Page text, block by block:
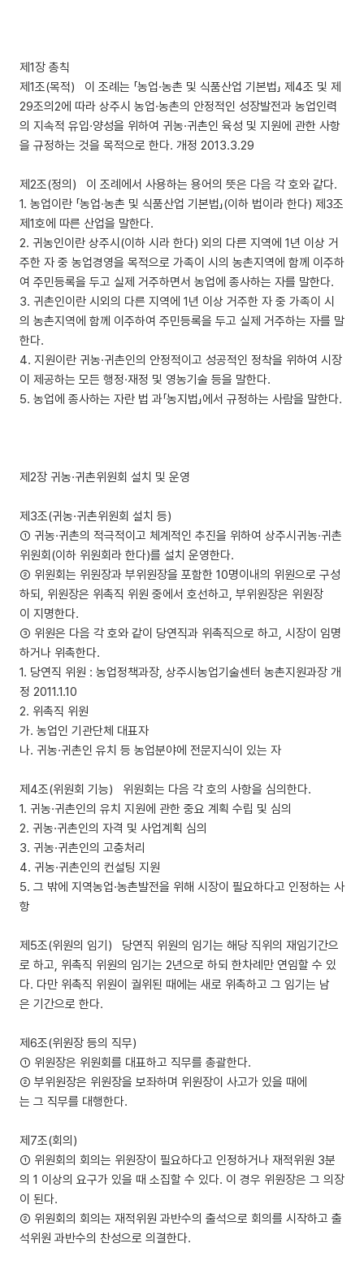
제1장 총칙
제1조(목적) 이 조례는 「농업·농촌 및 식품산업 기본법」 제4조 및 제
29조의2에 따라 상주시 농업·농촌의 안정적인 성장발전과 농업인력
의 지속적 유입·양성을 위하여 귀농·귀촌인 육성 및 지원에 관한 사항
을 규정하는 것을 목적으로 한다. 개정 2013.3.29
제2조(정의) 이 조례에서 사용하는 용어의 뜻은 다음 각 호와 같다.
1. 농업이란 「농업·농촌 및 식품산업 기본법」(이하 법이라 한다) 제3조
제1호에 따른 산업을 말한다.
2. 귀농인이란 상주시(이하 시라 한다) 외의 다른 지역에 1년 이상 거
주한 자 중 농업경영을 목적으로 가족이 시의 농촌지역에 함께 이주하
여 주민등록을 두고 실제 거주하면서 농업에 종사하는 자를 말한다.
3. 귀촌인이란 시외의 다른 지역에 1년 이상 거주한 자 중 가족이 시
의 농촌지역에 함께 이주하여 주민등록을 두고 실제 거주하는 자를 말
한다.
4. 지원이란 귀농·귀촌인의 안정적이고 성공적인 정착을 위하여 시장
이 제공하는 모든 행정·재정 및 영농기술 등을 말한다.
5. 농업에 종사하는 자란 법 과「농지법」에서 규정하는 사람을 말한다.
제2장 귀농·귀촌위원회 설치 및 운영
제3조(귀농·귀촌위원회 설치 등)
① 귀농·귀촌의 적극적이고 체계적인 추진을 위하여 상주시귀농·귀촌
위원회(이하 위원회라 한다)를 설치 운영한다.
② 위원회는 위원장과 부위원장을 포함한 10명이내의 위원으로 구성
하되, 위원장은 위촉직 위원 중에서 호선하고, 부위원장은 위원장
이 지명한다.
③ 위원은 다음 각 호와 같이 당연직과 위촉직으로 하고, 시장이 임명
하거나 위촉한다.
1. 당연직 위원 : 농업정책과장, 상주시농업기술센터 농촌지원과장 개
정 2011.1.10
2. 위촉직 위원
가. 농업인 기관단체 대표자
나. 귀농·귀촌인 유치 등 농업분야에 전문지식이 있는 자
제4조(위원회 기능) 위원회는 다음 각 호의 사항을 심의한다.
1. 귀농·귀촌인의 유치 지원에 관한 중요 계획 수립 및 심의
2. 귀농·귀촌인의 자격 및 사업계획 심의
3. 귀농·귀촌인의 고충처리
4. 귀농·귀촌인의 컨설팅 지원
5. 그 밖에 지역농업·농촌발전을 위해 시장이 필요하다고 인정하는 사
항
제5조(위원의 임기) 당연직 위원의 임기는 해당 직위의 재임기간으
로 하고, 위촉직 위원의 임기는 2년으로 하되 한차례만 연임할 수 있
다. 다만 위촉직 위원이 궐위된 때에는 새로 위촉하고 그 임기는 남
은 기간으로 한다.
제6조(위원장 등의 직무)
① 위원장은 위원회를 대표하고 직무를 총괄한다.
② 부위원장은 위원장을 보좌하며 위원장이 사고가 있을 때에
는 그 직무를 대행한다.
제7조(회의)
① 위원회의 회의는 위원장이 필요하다고 인정하거나 재적위원 3분
의 1 이상의 요구가 있을 때 소집할 수 있다. 이 경우 위원장은 그 의장
이 된다.
② 위원회의 회의는 재적위원 과반수의 출석으로 회의를 시작하고 출
석위원 과반수의 찬성으로 의결한다.